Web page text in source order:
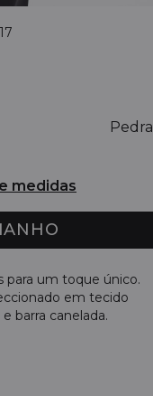
Pedra
medidas
para um toque único.
em tecido
barra canelada.